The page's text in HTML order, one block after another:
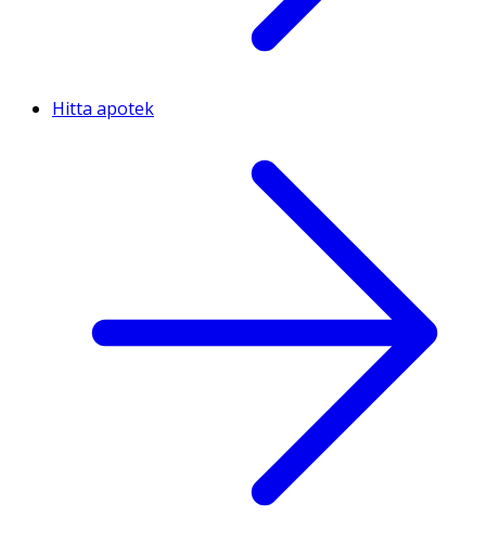
Hitta apotek